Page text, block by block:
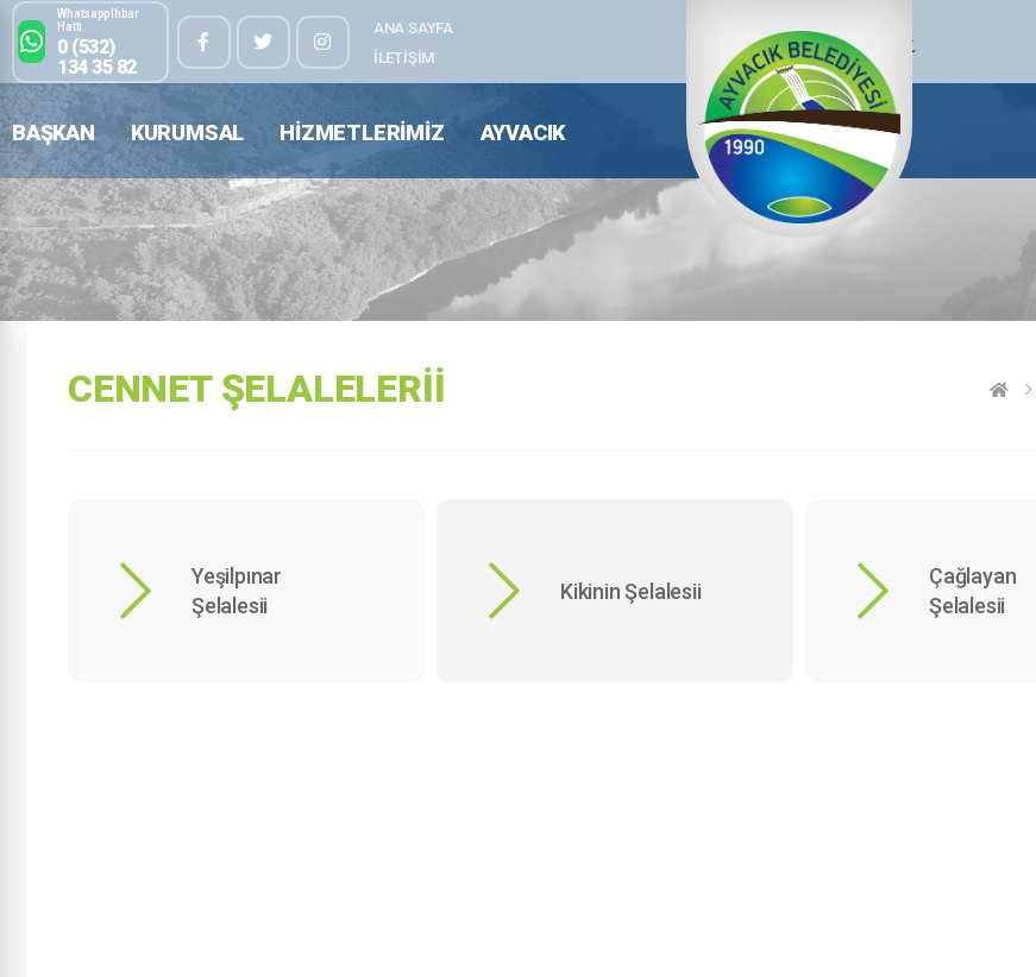
Whatsapp İhbar
Hattı
0 (532)
134 35 82
ANA SAYFA
İLETIŞIM
BAŞKAN KURUMSAL HIZMETLERIMIZ AYVACIK
CENNET ŞELALELERII
Yeşilpınar
Şelalesii
Kikinin Şelalesii
Çağlayan
Şelalesii